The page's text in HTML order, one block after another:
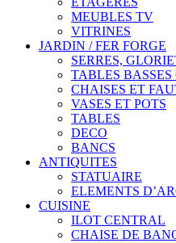
MEUBLES TV
VITRINES
JARDIN / FER FORGE
SERRES,
TABLES BASSES
CHAISES ET
VASES ET POTS
TABLES
DECO
BANCS
ANTIQUITES
STATUAIRE
ELEMENTS
CUISINE
ILOT CENTRAL
CHAISE DE